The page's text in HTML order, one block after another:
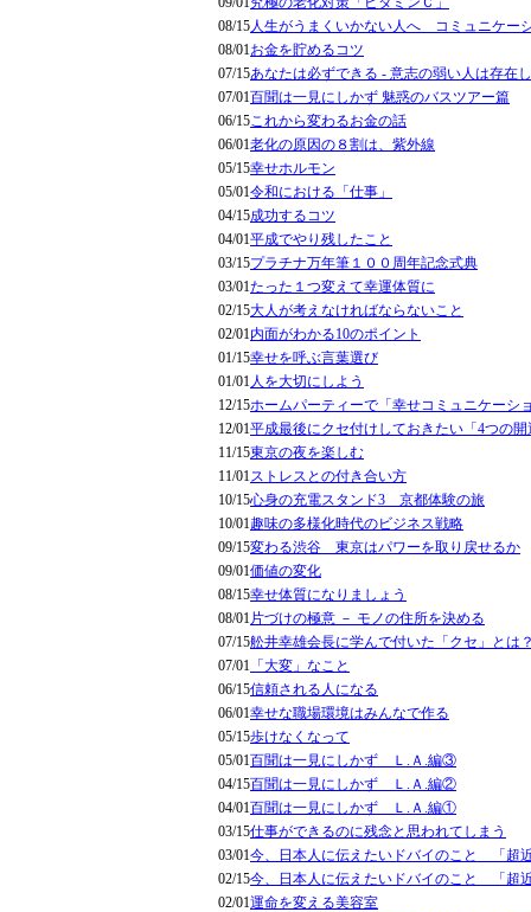
08/15人生がうまくいかない人へ コミュニケー
08/01お金を貯めるコツ
07/15あなたは必ずできる - 意志の弱い人は存在
07/01百聞は一見にしかず 魅惑のバスツアー篇
06/15これから変わるお金の話
06/01老化の原因の８割は、紫外線
05/15幸せホルモン
05/01令和における「仕事」
04/15成功するコツ
04/01平成でやり残したこと
03/15プラチナ万年筆１００周年記念式典
03/01たった１つ変えて幸運体質に
02/15大人が考えなければならないこと
02/01内面がわかる10のポイント
01/15幸せを呼ぶ言葉選び
01/01人を大切にしよう
12/15ホームパーティーで「幸せコミュニケーシ
12/01平成最後にクセ付けしておきたい「4つの
11/15東京の夜を楽しむ
11/01ストレスとの付き合い方
10/15心身の充電スタンド3 京都体験の旅
10/01趣味の多様化時代のビジネス戦略
09/15変わる渋谷 東京はパワーを取り戻せるか
09/01価値の変化
08/15幸せ体質になりましょう
08/01片づけの極意 － モノの住所を決める
07/15舩井幸雄会長に学んで付いた「クセ」とは
07/01 「大変」なこと
06/15信頼される人になる
06/01幸せな職場環境はみんなで作る
05/15歩けなくなって
05/01百聞は一見にしかず Ｌ.Ａ.編③
04/15百聞は一見にしかず Ｌ.Ａ.編②
04/01百聞は一見にしかず Ｌ.Ａ.編①
03/15仕事ができるのに残念と思われてしまう
03/01今、日本人に伝えたいドバイのこと 「超
02/15今、日本人に伝えたいドバイのこと 「超
02/01運命を変える美容室